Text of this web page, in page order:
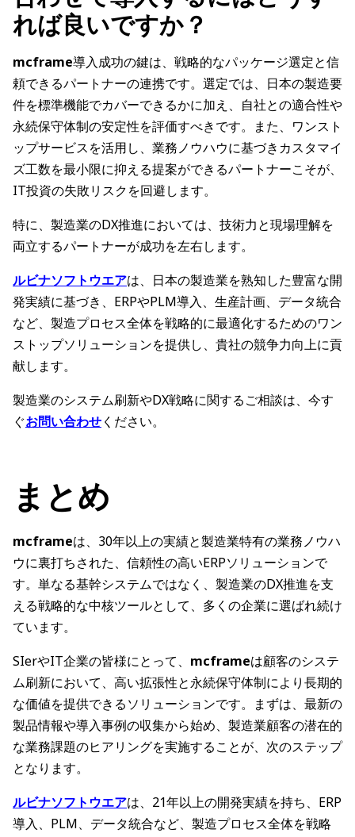
れば良いですか？
mcframe導入成功の鍵は、戦略的なパッケージ選定と信
頼できるパートナーの連携です。選定では、日本の製造要
件を標準機能でカバーできるかに加え、自社との適合性や
永続保守体制の安定性を評価すべきです。また、ワンスト
ップサービスを活用し、業務ノウハウに基づきカスタマイ
ズ工数を最小限に抑える提案ができるパートナーこそが、
IT投資の失敗リスクを回避します。
特に、製造業のDX推進においては、技術力と現場理解を
両立するパートナーが成功を左右します。
ルビナソフトウエアは、日本の製造業を熟知した豊富な開
発実績に基づき、ERPやPLM導入、生産計画、データ統合
など、製造プロセス全体を戦略的に最適化するためのワン
ストップソリューションを提供し、貴社の競争力向上に貢
献します。
製造業のシステム刷新やDX戦略に関するご相談は、今す
ぐお問い合わせください。
まとめ
mcframeは、30年以上の実績と製造業特有の業務ノウハ
ウに裏打ちされた、信頼性の高いERPソリューションで
す。単なる基幹システムではなく、製造業のDX推進を支
える戦略的な中核ツールとして、多くの企業に選ばれ続け
ています。
SIerやIT企業の皆様にとって、 mcframeは顧客のシステ
ム刷新において、高い拡張性と永続保守体制により長期的
な価値を提供できるソリューションです。まずは、最新の
製品情報や導入事例の収集から始め、製造業顧客の潜在的
な業務課題のヒアリングを実施することが、次のステップ
となります。
ルビナソフトウエアは、21年以上の開発実績を持ち、ERP
導入、PLM、データ統合など、製造プロセス全体を戦略